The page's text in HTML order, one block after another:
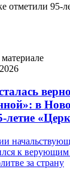
отметили 95-
в
летие